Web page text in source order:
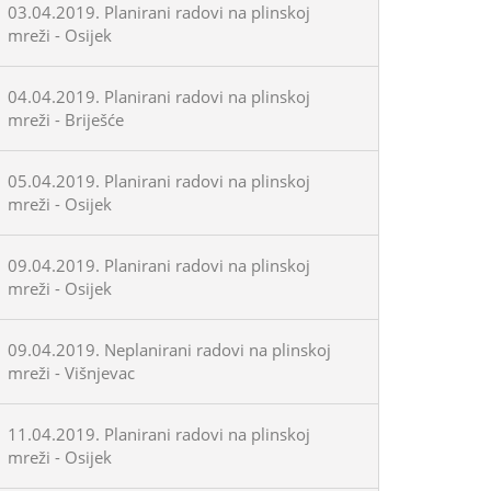
03.04.2019. Planirani radovi na plinskoj
mreži - Osijek
04.04.2019. Planirani radovi na plinskoj
mreži - Briješće
05.04.2019. Planirani radovi na plinskoj
mreži - Osijek
09.04.2019. Planirani radovi na plinskoj
mreži - Osijek
09.04.2019. Neplanirani radovi na plinskoj
mreži - Višnjevac
11.04.2019. Planirani radovi na plinskoj
mreži - Osijek